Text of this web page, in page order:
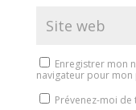
Enregistrer mon
navigateur pour
Prévenez-moi